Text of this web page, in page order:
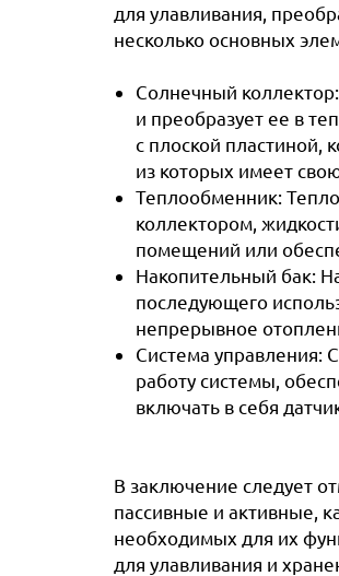
для улавливания,
несколько основных
Солнечный
и преобразует ее в
с плоской пластиной,
из которых имеет
Теплообменник:
коллектором,
помещений или
Накопительный бак:
последующего
непрерывное
Система управления:
работу системы,
включать в себя
В заключение следует
пассивные и активные,
необходимых для их
для улавливания и